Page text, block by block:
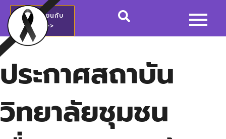
สมัครเรียนกับ
วชช.>>
ประกาศสถาบัน
วิทยาลัยชุมชน